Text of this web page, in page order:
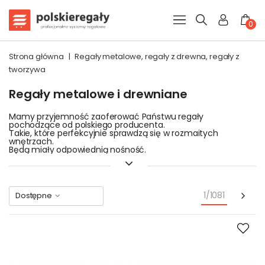
0
Strona główna | Regały metalowe, regały z drewna, regały z
tworzywa
Regały metalowe i drewniane
Mamy przyjemność zaoferować Państwu regały
pochodzące od polskiego producenta.
Takie, które perfekcyjnie sprawdzą się w rozmaitych
wnętrzach.
Będą miały odpowiednią nośność.
Szeroka gama dostępnych rozwiązań sprawia, że znalezienie
Regału z drewna
Plastikowego regału
Dostępne 1/1081